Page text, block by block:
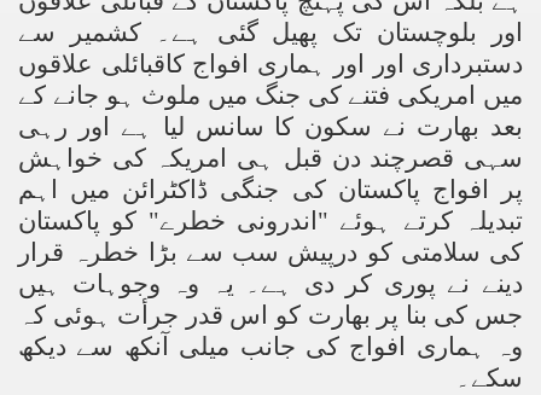
اور بلوچستان تک پھیل گئی ہے۔ کشمیر سے
دستبرداری اور اور ہماری افواج کاقبائلی علاقوں
میں امریکی فتنے کی جنگ میں ملوث ہو جانے کے
بعد بھارت نے سکون کا سانس لیا ہے اور
رہی
سہی قصرچند دن قبل ہی امریکہ کی خواہش
پر افواج پاکستان کی جنگی ڈاکٹرائن میں اہم
تبدیلہ کرتے ہوئے "اندرونی خطرے" کو پاکستان
کی سلامتی کو درپیش سب سے بڑا خطرہ قرار
دینے نے پوری کر دی ہے۔ یہ وہ وجوہات ہیں
جس کی بنا پر بھارت کو اس قدر جرأت ہوئی کہ
وہ ہماری افواج کی جانب میلی آنکھ سے دیکھ
سکے۔